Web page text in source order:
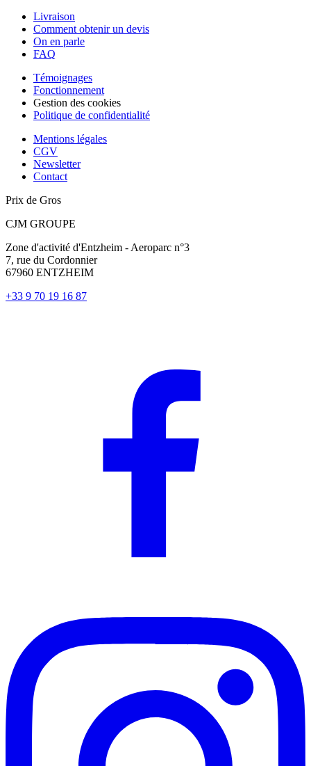
Livraison
Comment obtenir un devis
On en parle
FAQ
Témoignages
Fonctionnement
Gestion des cookies
Politique de confidentialité
Mentions légales
CGV
Newsletter
Contact
Prix de Gros
CJM GROUPE
Zone d'activité d'Entzheim - Aeroparc n°3
7, rue du Cordonnier
67960 ENTZHEIM
+33 9 70 19 16 87